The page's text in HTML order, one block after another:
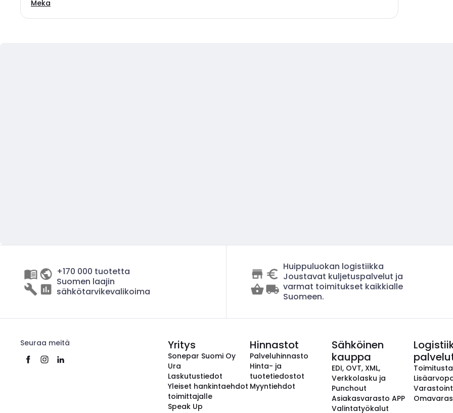
Meka
+170 000 tuotetta
Suomen laajin
sähkötarvikevalikoima
Huippuluokan logistiikka
Joustavat kuljetuspalvelut ja
varmat toimitukset kaikkialle
Suomeen.
Seuraa meitä Yritys
Sonepar Suomi Oy
Ura
Laskutustiedot
Yleiset hankintaehdot
toimittajalle
Speak Up
Hinnastot
Palveluhinnasto
Hinta- ja
tuotetiedostot
Myyntiehdot
Sähköinen
kauppa
EDI, OVT, XML,
Verkkolasku ja
Punchout
Asiakasvarasto APP
Valintatyökalut